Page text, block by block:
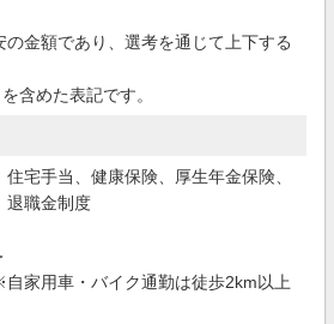
金額であり、選考を通じて上下する
含めた表記です。
宅手当、健康保険、厚生年金保険、
退職金制度
家用車・バイク通勤は徒歩2km以上